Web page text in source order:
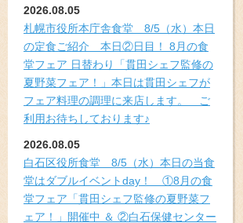
2026.08.05
札幌市役所本庁舎食堂 8/5（水）本日
の定食ご紹介 本日②日目！ 8月の食
堂フェア 日替わり「貫田シェフ監修の
夏野菜フェア！」本日は貫田シェフが
フェア料理の調理に来店します。 ご
利用お待ちしております♪
2026.08.05
白石区役所食堂 8/5（水）本日の当食
堂はダブルイベントday！ ①8月の食
堂フェア「貫田シェフ監修の夏野菜フ
ェア！」開催中 ＆ ②白石保健センター